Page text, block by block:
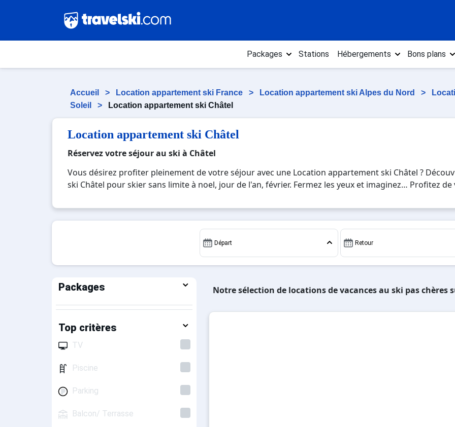
Packages Stations Hébergements Bons plans
Accueil > Location appartement ski France > Location appartement ski Alpes du Nord >
Soleil
> Location appartement ski Châtel
Location appartement ski Châtel
Réservez votre séjour au ski à Châtel
Vous désirez profiter pleinement de votre séjour avec une Location appartement ski Châtel ?
ski Châtel pour skier sans limite à noel, jour de l'an, février. Fermez les yeux et imaginez… Profitez
beauté des paysages montagnards. Pour un week-end ou pour 7 jours en Location appartement ski
l'occasion parfaite pour créer des souvenirs uniques de vos vacances au ski.
Départ Retour
Packages
Top critères
TV
Piscine
Parking
Balcon/ Terrasse
Notre sélection de locations de vacances au ski pas chères